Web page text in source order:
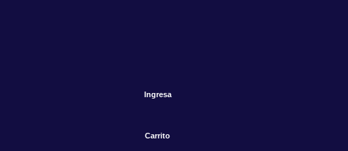
Ingresa
Carrito